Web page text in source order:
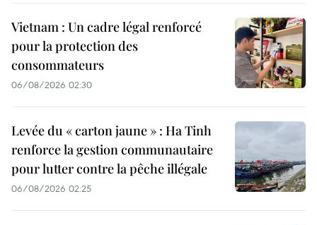
Vietnam : Un cadre légal renforcé
pour la protection des
consommateurs
06/08/2026 02:30
Levée du « carton jaune » : Ha Tinh
renforce la gestion communautaire
pour lutter contre la pêche illégale
06/08/2026 02:25